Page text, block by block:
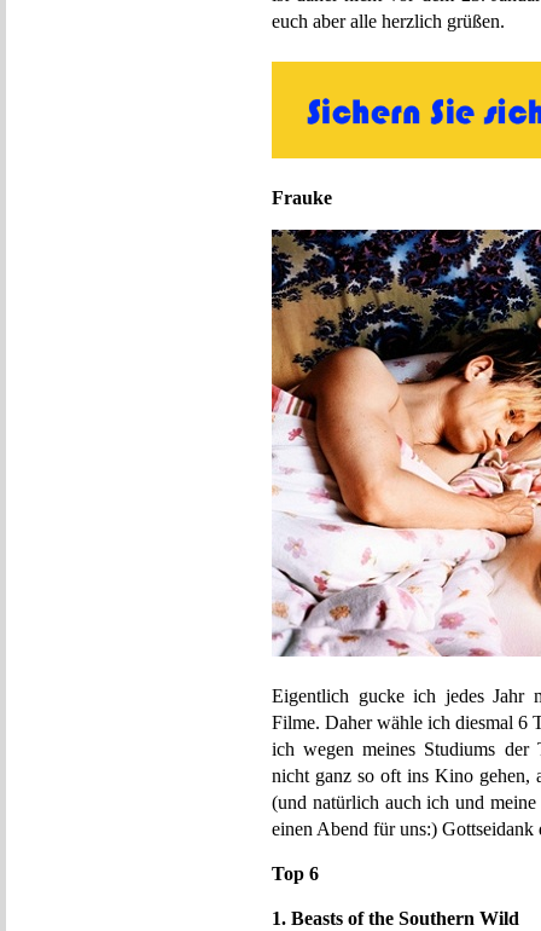
euch aber alle herzlich grüßen.
Frauke
Eigentlich gucke ich jedes Jahr
Filme. Daher wähle ich diesmal 6
ich wegen meines Studiums der
nicht ganz so oft ins Kino gehen,
(und natürlich auch ich und
einen Abend für uns:) Gottseidank
Top 6
1. Beasts of the Southern Wild